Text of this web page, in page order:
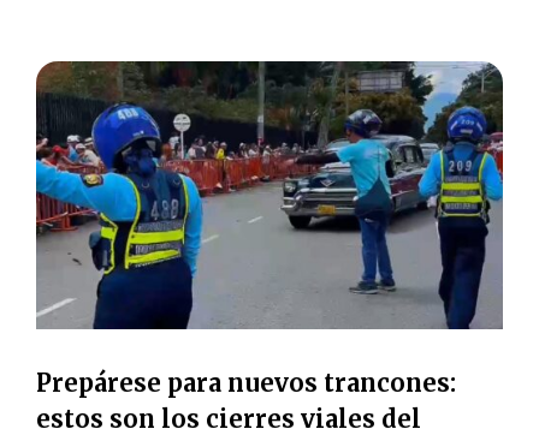
Prepárese para nuevos trancones:
estos son los cierres viales del